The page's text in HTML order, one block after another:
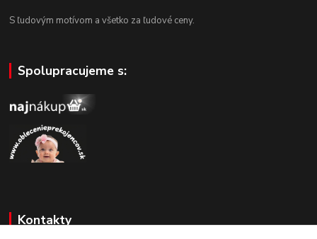
S ľudovým motívom a všetko za ľudové ceny.
Spolupracujeme s:
Kontakty